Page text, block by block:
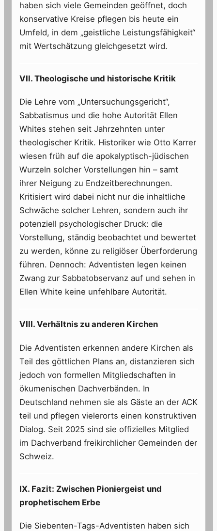
haben sich viele Gemeinden geöffnet, doch
konservative Kreise pflegen bis heute ein
Umfeld, in dem „geistliche Leistungsfähigkeit“
mit Wertschätzung gleichgesetzt wird.
VII. Theologische und historische Kritik
Die Lehre vom „Untersuchungsgericht“,
Sabbatismus und die hohe Autorität Ellen
Whites stehen seit Jahrzehnten unter
theologischer Kritik. Historiker wie Otto Karrer
wiesen früh auf die apokalyptisch-jüdischen
Wurzeln solcher Vorstellungen hin – samt
ihrer Neigung zu Endzeitberechnungen.
Kritisiert wird dabei nicht nur die inhaltliche
Schwäche solcher Lehren, sondern auch ihr
potenziell psychologischer Druck: die
Vorstellung, ständig beobachtet und bewertet
zu werden, könne zu religiöser Überforderung
führen. Dennoch: Adventisten legen keinen
Zwang zur Sabbatobservanz auf und sehen in
Ellen White keine unfehlbare Autorität.
VIII. Verhältnis zu anderen Kirchen
Die Adventisten erkennen andere Kirchen als
Teil des göttlichen Plans an, distanzieren sich
jedoch von formellen Mitgliedschaften in
ökumenischen Dachverbänden. In
Deutschland nehmen sie als Gäste an der ACK
teil und pflegen vielerorts einen konstruktiven
Dialog. Seit 2025 sind sie offizielles Mitglied
im Dachverband freikirchlicher Gemeinden der
Schweiz.
IX. Fazit: Zwischen Pioniergeist und
prophetischem Erbe
Die Siebenten-Tags-Adventisten haben sich